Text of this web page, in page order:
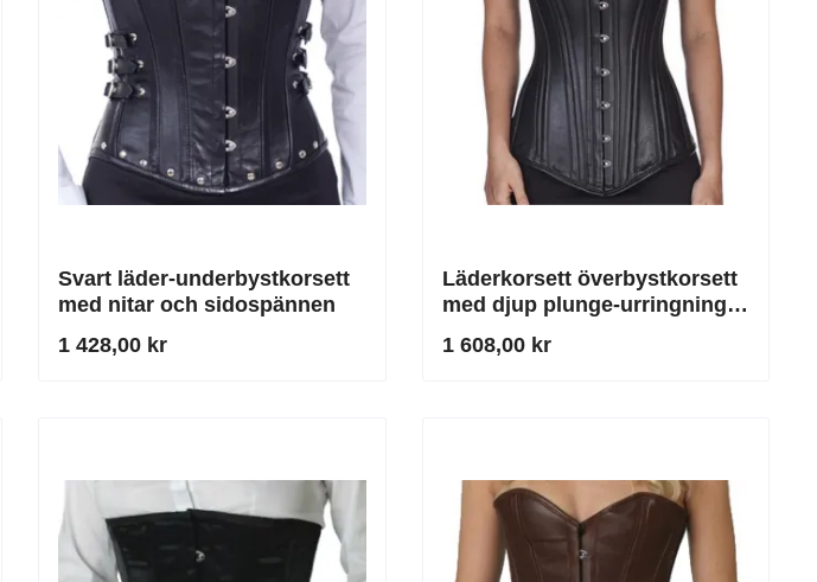
Svart läder-underbystkorsett
med nitar och sidospännen
1 428,00 kr
Läderkorsett överbystkorsett
med djup plunge-urringning i
1 608,00 kr